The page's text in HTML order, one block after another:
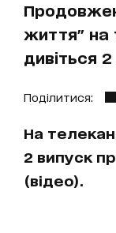
життя" на
дивіться
Поділитися:
На
2 випуск
(відео).